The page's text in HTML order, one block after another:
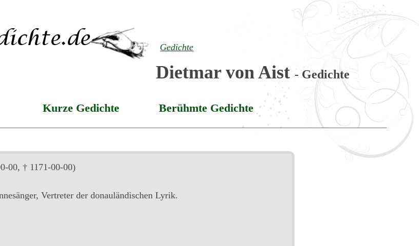
Gedichte
Dietmar von Aist- Gedichte
Kurze Gedichte Berühmte Gedichte
00, † 1171-00-00)
Vertreter der donauländischen Lyrik.